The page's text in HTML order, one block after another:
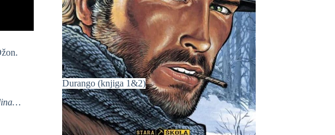
Durango (knjiga 1&2)